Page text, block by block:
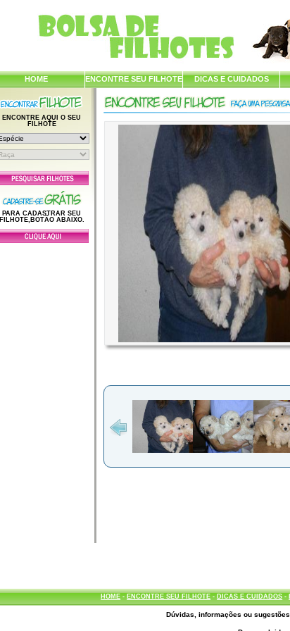
HOME ENCONTRE SEU FILHOTE DICAS E CUIDADOS
ENCONTRE AQUI O SEU
FILHOTE
PARA CADASTRAR SEU
FILHOTE,BOTÃO ABAIXO.
HOME- ENCONTRE SEU FILHOTE- DICAS E CUIDADOS-
Dúvidas, informações ou